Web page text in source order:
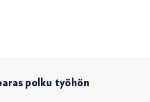
polku työhön